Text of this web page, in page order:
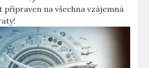
‍připraven ​na ⁤všechna vzájemná